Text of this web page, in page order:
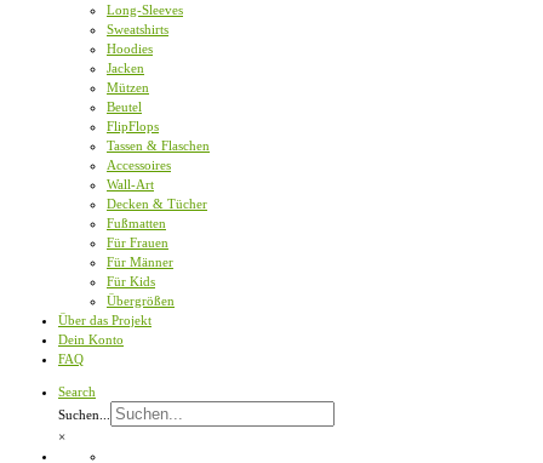
Long-Sleeves
Sweatshirts
Hoodies
Jacken
Mützen
Beutel
FlipFlops
Tassen & Flaschen
Accessoires
Wall-Art
Decken & Tücher
Fußmatten
Für Frauen
Für Männer
Für Kids
Übergrößen
Über das Projekt
Dein Konto
FAQ
Search
Suchen...
×